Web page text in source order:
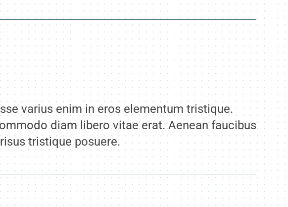
varius enim in eros elementum tristique.
diam libero vitae erat. Aenean faucibus
tristique posuere.